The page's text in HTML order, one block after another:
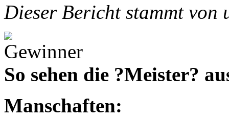
Dieser Bericht stammt von
So sehen die ?Meister?
Manschaften: